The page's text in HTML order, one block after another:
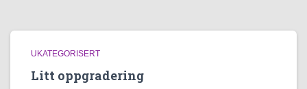
UKATEGORISERT
Litt oppgradering